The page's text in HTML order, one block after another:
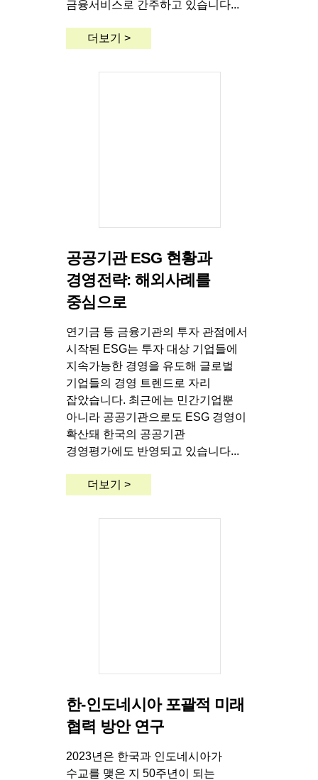
금융서비스로 간주하고 있습니다...
더보기 >
공공기관 ESG 현황과
경영전략: 해외사례를
중심으로
연기금 등 금융기관의 투자 관점에서
시작된 ESG는 투자 대상 기업들에
지속가능한 경영을 유도해 글로벌
기업들의 경영 트렌드로 자리
잡았습니다. 최근에는 민간기업뿐
아니라 공공기관으로도 ESG 경영이
확산돼 한국의 공공기관
경영평가에도 반영되고 있습니다...
더보기 >
한-인도네시아 포괄적 미래
협력 방안 연구
2023년은 한국과 인도네시아가
수교를 맺은 지 50주년이 되는